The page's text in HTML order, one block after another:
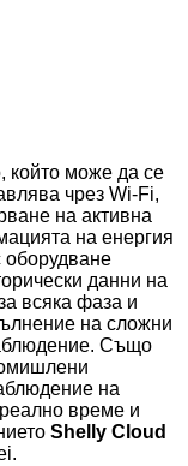
който може да се
чрез Wi-Fi,
на активна
на енергия
оборудване
данни на
всяка фаза и
на сложни
Също
на
време и
Shelly Cloud